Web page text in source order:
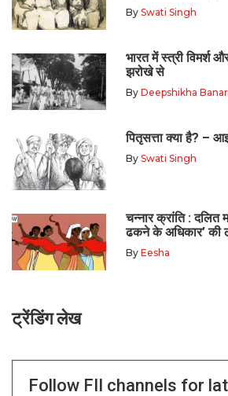
By Swati Singh
भारत में स्त्री विमर्श
झरोखे से
By Deepshikha
पितृसत्ता क्या है? –
By Swati Singh
चन्नार क्रांति :
ढकने के अधिकार’ की
By Eesha
ट्रेंडिंग लेख
Follow FII channels for